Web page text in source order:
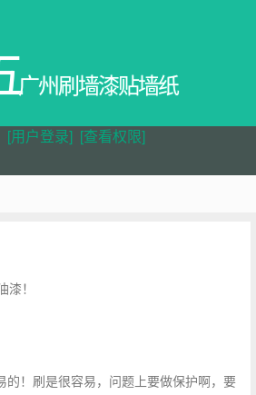
广州刷墙漆贴墙纸
[用户登录] [查看权限]
！
！刷是很容易，问题上要做保护啊，要